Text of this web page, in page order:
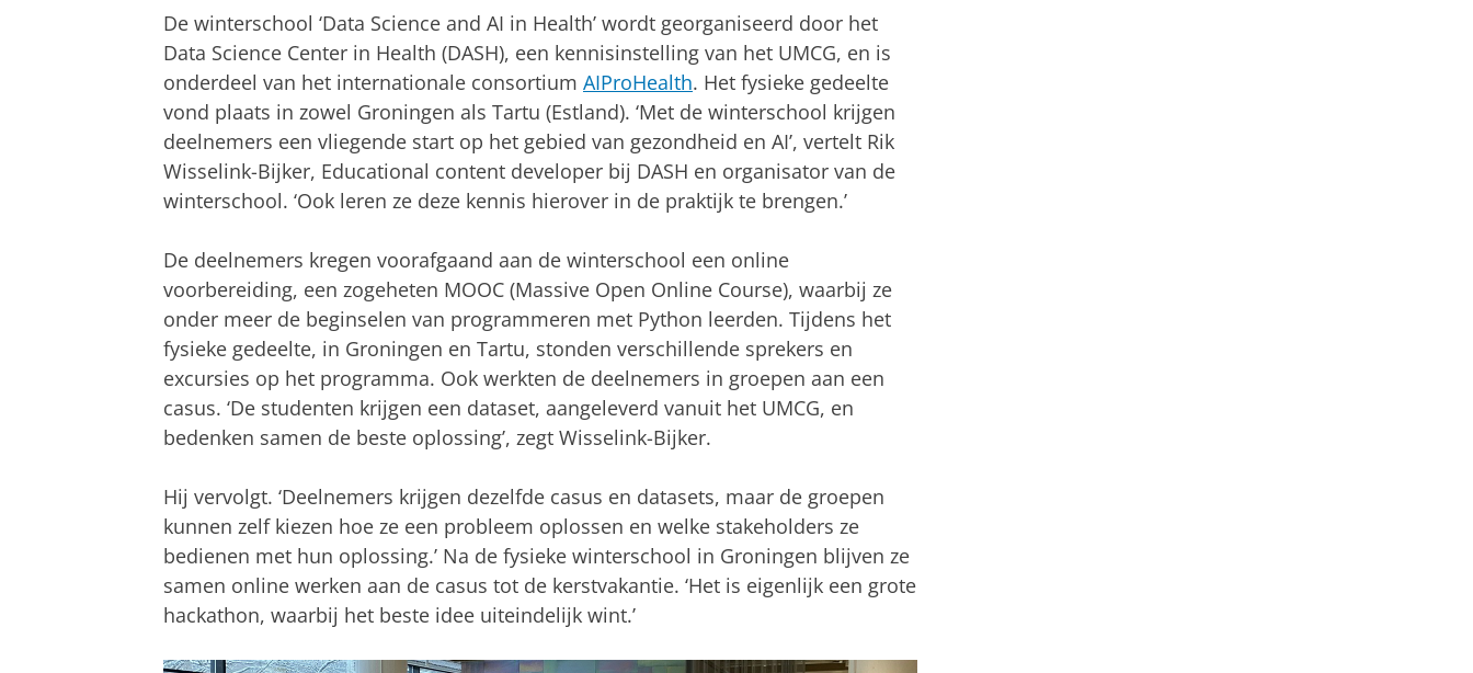
De winterschool ‘Data Science and AI in Health’ wordt georganiseerd door het
Data Science Center in Health (DASH), een kennisinstelling van het UMCG, en is
onderdeel van het internationale consortium AIProHealth. Het fysieke gedeelte
vond plaats in zowel Groningen als Tartu (Estland). ‘Met de winterschool krijgen
deelnemers een vliegende start op het gebied van gezondheid en AI’, vertelt Rik
Wisselink-Bijker, Educational content developer bij DASH en organisator van de
winterschool. ‘Ook leren ze deze kennis hierover in de praktijk te brengen.’
De deelnemers kregen voorafgaand aan de winterschool een online
voorbereiding, een zogeheten MOOC (Massive Open Online Course), waarbij ze
onder meer de beginselen van programmeren met Python leerden. Tijdens het
fysieke gedeelte, in Groningen en Tartu, stonden verschillende sprekers en
excursies op het programma. Ook werkten de deelnemers in groepen aan een
casus. ‘De studenten krijgen een dataset, aangeleverd vanuit het UMCG, en
bedenken samen de beste oplossing’, zegt Wisselink-Bijker.
Hij vervolgt. ‘Deelnemers krijgen dezelfde casus en datasets, maar de groepen
kunnen zelf kiezen hoe ze een probleem oplossen en welke stakeholders ze
bedienen met hun oplossing.’ Na de fysieke winterschool in Groningen blijven ze
samen online werken aan de casus tot de kerstvakantie. ‘Het is eigenlijk een grote
hackathon, waarbij het beste idee uiteindelijk wint.’